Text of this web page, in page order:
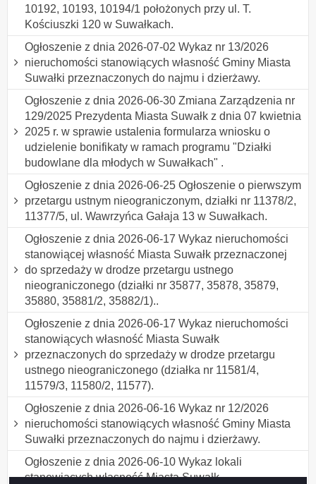
10192, 10193, 10194/1 położonych przy ul. T.
Kościuszki 120 w Suwałkach.
Ogłoszenie z dnia 2026-07-02 Wykaz nr 13/2026
nieruchomości stanowiących własność Gminy Miasta
Suwałki przeznaczonych do najmu i dzierżawy.
Ogłoszenie z dnia 2026-06-30 Zmiana Zarządzenia nr
129/2025 Prezydenta Miasta Suwałk z dnia 07 kwietnia
2025 r. w sprawie ustalenia formularza wniosku o
udzielenie bonifikaty w ramach programu "Działki
budowlane dla młodych w Suwałkach" .
Ogłoszenie z dnia 2026-06-25 Ogłoszenie o pierwszym
przetargu ustnym nieograniczonym, działki nr 11378/2,
11377/5, ul. Wawrzyńca Gałaja 13 w Suwałkach.
Ogłoszenie z dnia 2026-06-17 Wykaz nieruchomości
stanowiącej własność Miasta Suwałk przeznaczonej
do sprzedaży w drodze przetargu ustnego
nieograniczonego (działki nr 35877, 35878, 35879,
35880, 35881/2, 35882/1)..
Ogłoszenie z dnia 2026-06-17 Wykaz nieruchomości
stanowiących własność Miasta Suwałk
przeznaczonych do sprzedaży w drodze przetargu
ustnego nieograniczonego (działka nr 11581/4,
11579/3, 11580/2, 11577).
Ogłoszenie z dnia 2026-06-16 Wykaz nr 12/2026
nieruchomości stanowiących własność Gminy Miasta
Suwałki przeznaczonych do najmu i dzierżawy.
Ogłoszenie z dnia 2026-06-10 Wykaz lokali
stanowiących własność Miasta Suwałk